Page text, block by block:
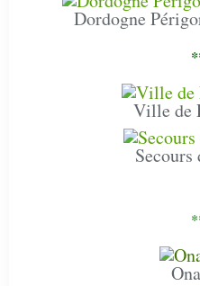
Dordogne
Ville de
Secours